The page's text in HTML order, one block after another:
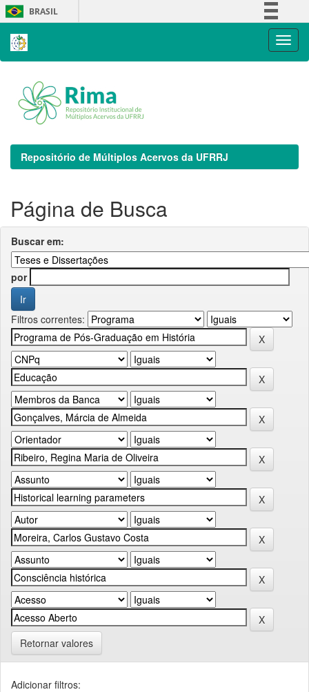
Skip
navigation
BRASIL
Repositório de Múltiplos Acervos da UFRRJ
Página de Busca
Buscar em:
por
Filtros correntes:
Retornar valores
Adicionar filtros: